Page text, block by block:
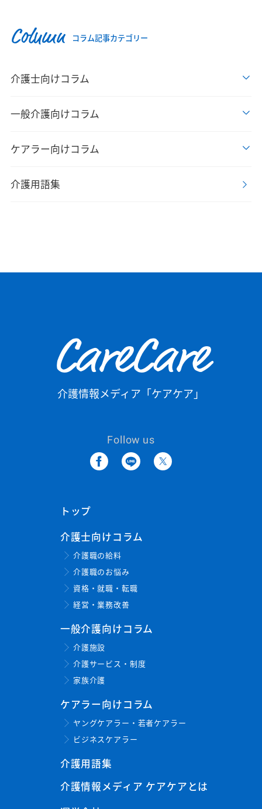
Column コラム記事カテゴリー
介護士向けコラム
一般介護向けコラム
ケアラー向けコラム
介護用語集
CareCare
介護情報メディア「ケアケア」
Follow us
トップ
介護士向けコラム
介護職の給料
介護職のお悩み
資格・就職・転職
経営・業務改善
一般介護向けコラム
介護施設
介護サービス・制度
家族介護
ケアラー向けコラム
ヤングケアラー・若者ケアラー
ビジネスケアラー
介護用語集
介護情報メディア ケアケアとは